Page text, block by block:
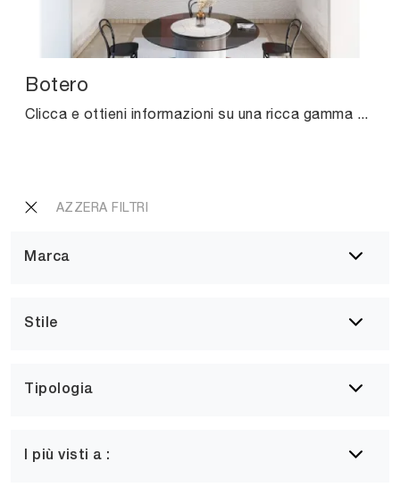
AZZERA FILTRI
Marca
Stile
Tipologia
I più visti a :
Botero
Clicca e ottieni informazioni su una ricca gamma di Carta da parati vinilica design: il modello Botero di Instabilelab ti attende!